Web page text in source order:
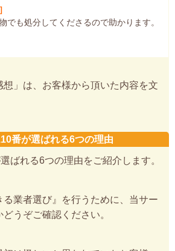
でも処分してくださるので助かります。
」は、お客様から頂いた内容を文
番が選ばれる6つの理由
ばれる6つの理由をご紹介します。
る業者選び』を行うために、当サー
うぞご確認ください。